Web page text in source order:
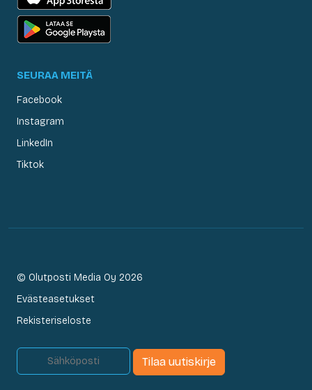
SEURAA MEITÄ
Facebook
Instagram
LinkedIn
Tiktok
© Olutposti Media Oy 2026
Evästeasetukset
Rekisteriseloste
Tilaa uutiskirje